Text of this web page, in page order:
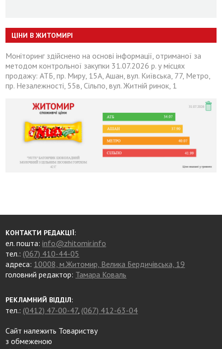
ЦІНИ В ЖИТОМИРІ
Моніторинг здійснено на основі інформації, отриманої за
методом контрольної закупки 31.07.2026 р. у місцях
продажу: АТБ, пр. Миру, 15А, Ашан, вул. Київська, 77, Метро,
пр. Незалежності, 55в, Сільпо, вул. Житній ринок, 1
КОНТАКТИ РЕДАКЦІЇ:
ел. пошта:info@zhitomir.info
тел.: (067) 410-44-05
адреса: 10008, м.Житомир, Велика Бердичівська, 19
головний редактор: Тамара Коваль
РЕКЛАМНИЙ ВІДДІЛ:
тел.: (0412) 47-00-47, (067) 412-63-04
Сайт належить Товариству
з обмеженою